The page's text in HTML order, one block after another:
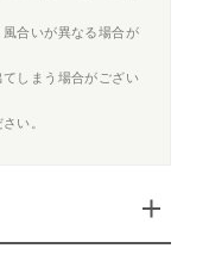
合いが異なる場合が
しまう場合がござい
い。